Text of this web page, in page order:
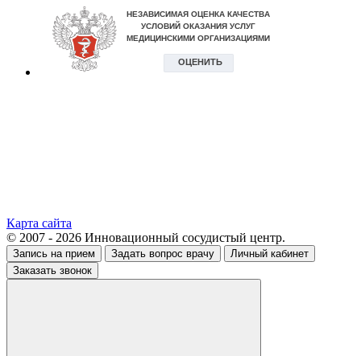
Карта сайта
© 2007 - 2026 Инновационный сосудистый центр.
Запись на прием Задать вопрос врачу
Личный кабинет
Заказать звонок